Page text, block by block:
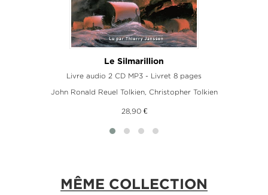
Le Silmarillion
Livre audio 2 CD MP3 - Livret 8 pages
John Ronald Reuel Tolkien, Christopher Tolkien
28,90 €
MÊME COLLECTION